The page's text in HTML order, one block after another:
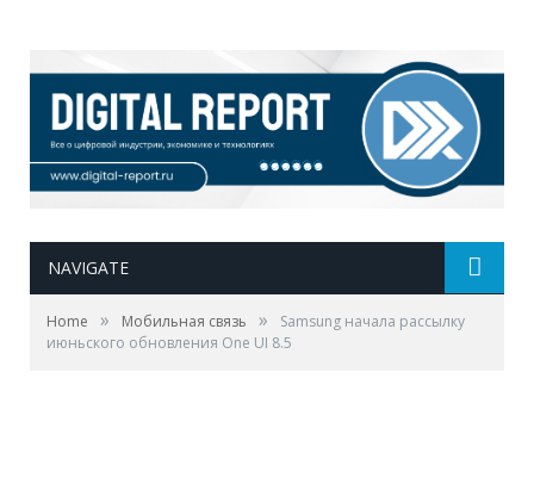
NAVIGATE
Home » Мобильная связь »
Samsung начала рассылку
июньского обновления One UI 8.5